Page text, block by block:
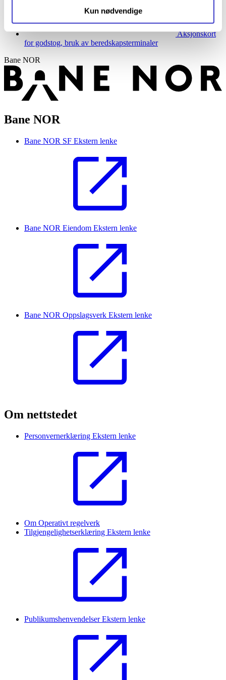
Kun nødvendige
Aksjonskort
for godstog, bruk av beredskapsterminaler
Bane NOR
Bane NOR
Bane NOR SF Ekstern lenke
Bane NOR Eiendom Ekstern lenke
Bane NOR Oppslagsverk Ekstern lenke
Om nettstedet
Personvernerklæring Ekstern lenke
Om Operativt regelverk
Tilgjengelighetserklæring Ekstern lenke
PublikumshenvendelserEkstern lenke